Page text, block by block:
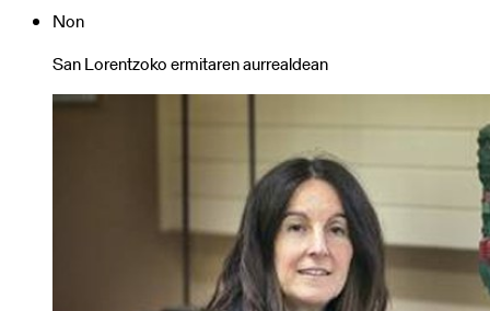
09-
2025-
Non
San Lorentzoko ermitaren aurrealdean